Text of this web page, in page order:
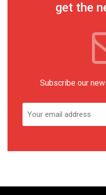
get the
Subscribe our